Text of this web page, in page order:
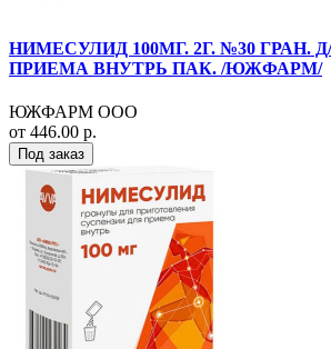
НИМЕСУЛИД 100МГ. 2Г. №30 ГРАН.
ПРИЕМА ВНУТРЬ ПАК. /ЮЖФАРМ/
ЮЖФАРМ ООО
от 446.00 р.
Под заказ